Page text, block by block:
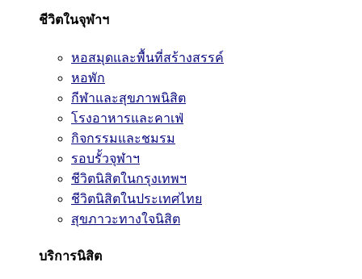
ชีวิตในจุฬาฯ
หอสมุดและพื้นที่สร้างสรรค์
หอพัก
กีฬาและสุขภาพนิสิต
โรงอาหารและคาเฟ่
กิจกรรมและชมรม
รอบรั้วจุฬาฯ
ชีวิตนิสิตในกรุงเทพฯ
ชีวิตนิสิตในประเทศไทย
สุขภาวะทางใจนิสิต
บริการนิสิต